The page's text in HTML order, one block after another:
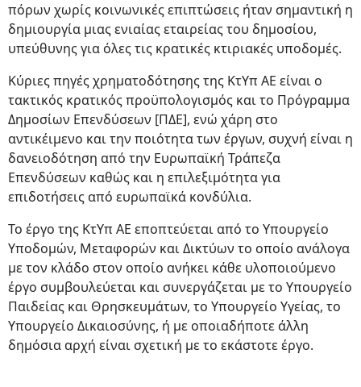
πόρων χωρίς κοινωνικές επιπτώσεις ήταν σημαντική η
δημιουργία μιας ενιαίας εταιρείας του δημοσίου,
υπεύθυνης για όλες τις κρατικές κτιριακές υποδομές.
Κύριες πηγές χρηματοδότησης της ΚτΥπ ΑΕ είναι o
τακτικός κρατικός προϋπολογισμός και το Πρόγραμμα
Δημοσίων Επενδύσεων [ΠΔΕ], ενώ χάρη στο
αντικέιμενο και την ποιότητα των έργων, συχνή είναι η
δανειοδότηση από την Ευρωπαϊκή Τράπεζα
Επενδύσεων καθώς και η επιλεξιμότητα για
επιδοτήσεις από ευρωπαϊκά κονδύλια.
Το έργο της ΚτΥπ ΑΕ εποπτεύεται από το Υπουργείο
Υποδομών, Μεταφορών και Δικτύων το οποίο ανάλογα
με τον κλάδο στον οποίο ανήκει κάθε υλοποιούμενο
έργο συμβουλεύεται και συνεργάζεται με το Υπουργείο
Παιδείας και Θρησκευμάτων, το Υπουργείο Υγείας, το
Υπουργείο Δικαιοσύνης, ή με οποιαδήποτε άλλη
δημόσια αρχή είναι σχετική με το εκάστοτε έργο.